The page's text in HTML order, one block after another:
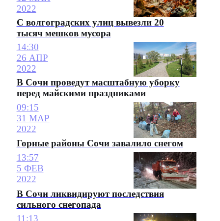
2022
С волгоградских улиц вывезли 20
тысяч мешков мусора
14:30
26 АПР
2022
В Сочи проведут масштабную уборку
перед майскими праздниками
09:15
31 МАР
2022
Горные районы Сочи завалило снегом
13:57
5 ФЕВ
2022
В Сочи ликвидируют последствия
сильного снегопада
11:13